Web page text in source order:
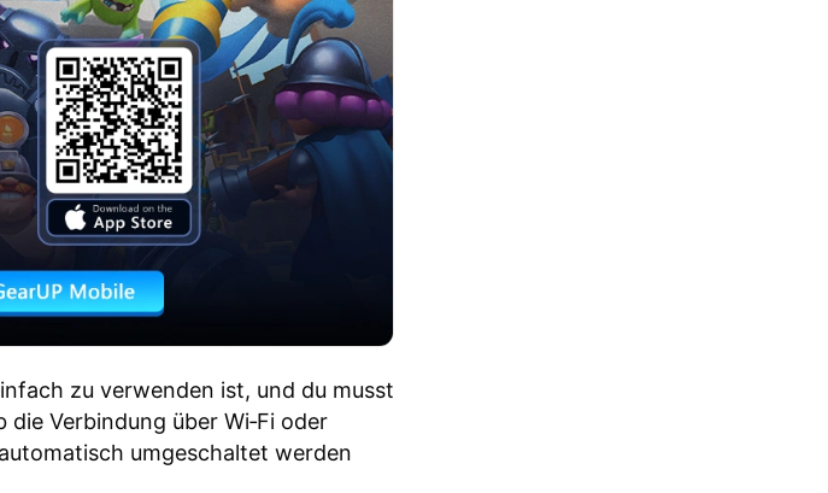
zu verwenden ist, und du musst
Verbindung über Wi‑Fi oder
umgeschaltet werden